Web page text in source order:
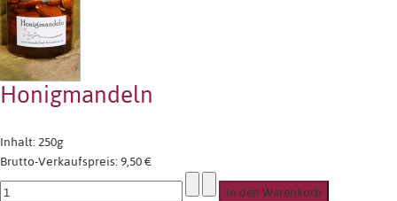
Honigmandeln
Inhalt: 250g
Brutto-Verkaufspreis:9,50 €